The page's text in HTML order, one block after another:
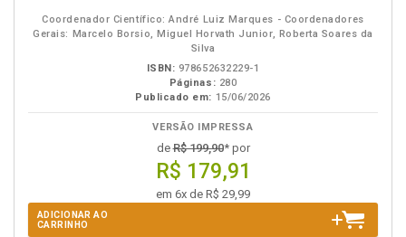
Coordenador Científico: André Luiz Marques - Coordenadores
Gerais: Marcelo Borsio, Miguel Horvath Junior, Roberta Soares da
Silva
ISBN: 978652632229-1
Páginas: 280
Publicado em: 15/06/2026
VERSÃO IMPRESSA
deR$ 199,90* por
R$ 179,91
em 6x de R$ 29,99
ADICIONAR AO
CARRINHO